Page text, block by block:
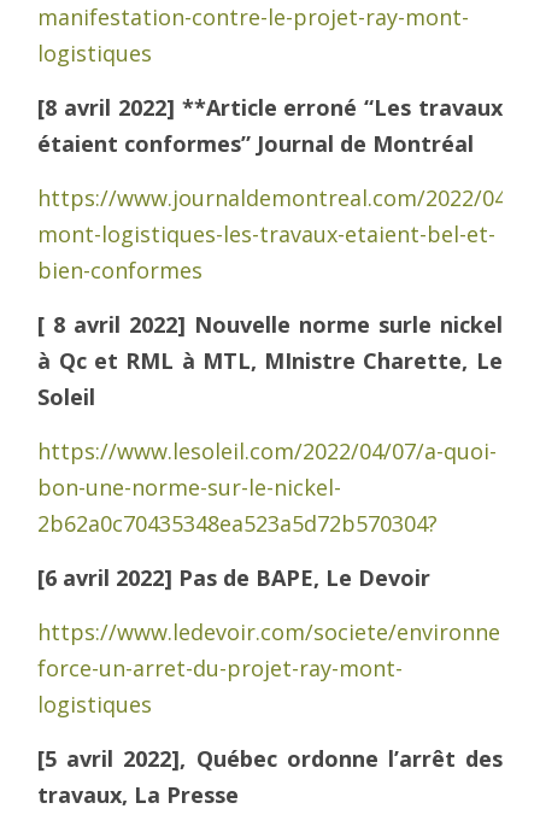
manifestation-contre-le-projet-ray-mont-
logistiques
[8 avril 2022] **Article erroné “Les travaux
étaient conformes” Journal de Montréal
https://www.journaldemontreal.com/2022/04/
mont-logistiques-les-travaux-etaient-bel-et-
bien-conformes
[ 8 avril 2022] Nouvelle norme surle nickel
à Qc et RML à MTL, MInistre Charette, Le
Soleil
https://www.lesoleil.com/2022/04/07/a-quoi-
bon-une-norme-sur-le-nickel-
2b62a0c70435348ea523a5d72b570304?
[6 avril 2022] Pas de BAPE, Le Devoir
https://www.ledevoir.com/societe/
force-un-arret-du-projet-ray-mont-
logistiques
[5 avril 2022], Québec ordonne l’arrêt des
travaux, La Presse